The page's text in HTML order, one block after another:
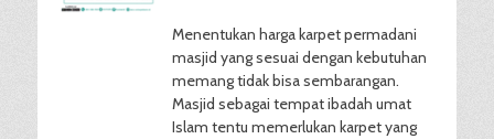
Menentukan harga karpet permadani
masjid yang sesuai dengan kebutuhan
memang tidak bisa sembarangan.
Masjid sebagai tempat ibadah umat
Islam tentu memerlukan karpet yang